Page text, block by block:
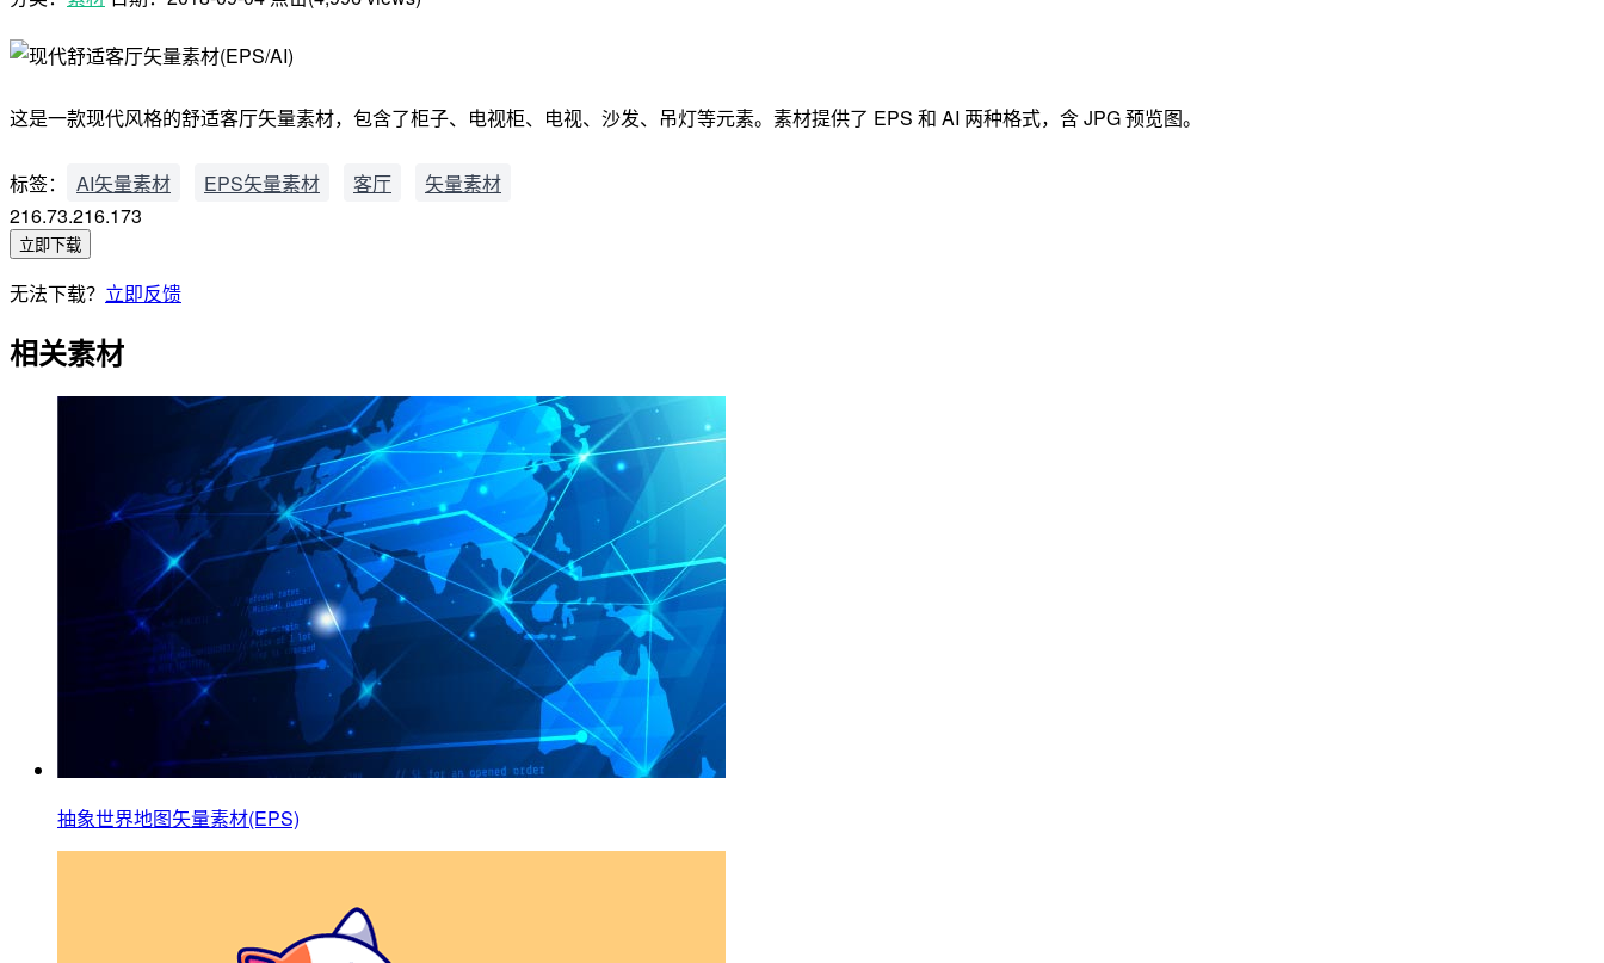
这是一款现代风格的舒适客厅矢量素材，包含了柜子、电视柜、电视、沙发、吊灯等元素。素材提供了 EPS 和 AI 两种格式，含 JPG 预览图。
标签： AI矢量素材 EPS矢量素材 客厅
矢量素材
216.73.216.173
立即下载
无法下载？ 立即反馈
相关素材
抽象世界地图矢量素材(EPS)